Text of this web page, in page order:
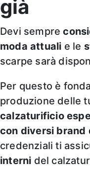
già
Devi sempre
moda attuali e le
scarpe sarà
Per questo è
produzione delle
calzaturificio
con diversi brand
credenziali ti
interni del